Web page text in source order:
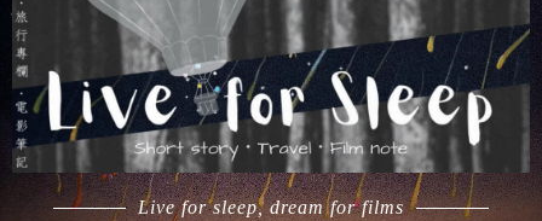
Live for sleep, dream for films